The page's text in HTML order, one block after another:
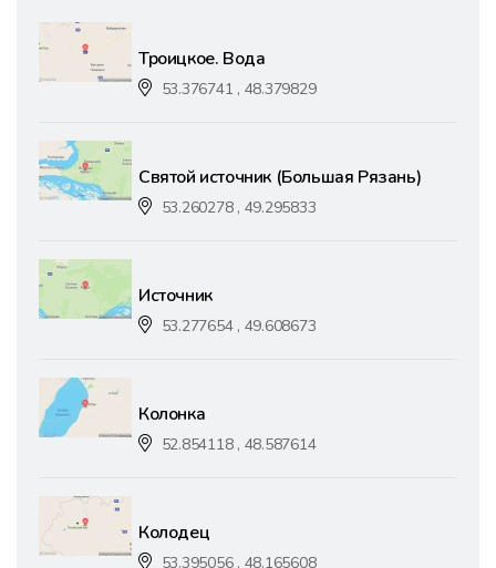
Троицкое. Вода
53.376741 , 48.379829
Святой источник (Большая Рязань)
53.260278 , 49.295833
Источник
53.277654 , 49.608673
Колонка
52.854118 , 48.587614
Колодец
53.395056 , 48.165608